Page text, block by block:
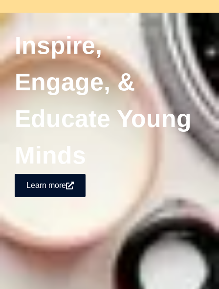
Inspire,
Engage, &
Educate Young
Minds
Learn more